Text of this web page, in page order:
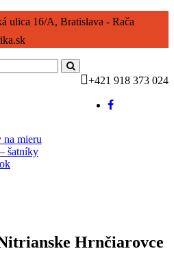
ulica 16/A, Bratislava - Rača
+421 918 373 024
mieru
šatníky
Hrnčiarovce